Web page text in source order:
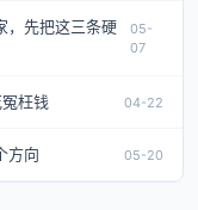
，先把这三条硬
05-
07
枉钱 04-22
方向 05-20